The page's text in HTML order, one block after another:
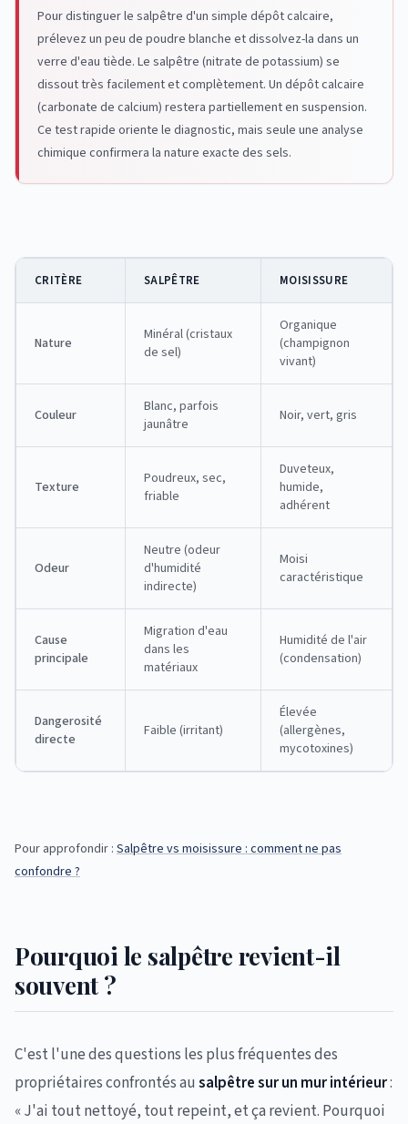
Pour distinguer le salpêtre d'un simple dépôt calcaire,
prélevez un peu de poudre blanche et dissolvez-la dans un
verre d'eau tiède. Le salpêtre (nitrate de potassium) se
dissout très facilement et complètement. Un dépôt calcaire
(carbonate de calcium) restera partiellement en suspension.
Ce test rapide oriente le diagnostic, mais seule une analyse
chimique confirmera la nature exacte des sels.
CRITÈRE SALPÊTRE MOISISSURE
Nature
Minéral (cristaux
de sel)
Organique
(champignon
vivant)
Couleur
Blanc, parfois
jaunâtre
Noir, vert, gris
Texture
Poudreux, sec,
friable
Duveteux,
humide,
adhérent
Odeur
Neutre (odeur
d'humidité
indirecte)
Moisi
caractéristique
Cause
principale
Migration d'eau
dans les
matériaux
Humidité de l'air
(condensation)
Dangerosité
directe
Faible (irritant)
Élevée
(allergènes,
mycotoxines)
Pour approfondir : Salpêtre vs moisissure : comment ne pas
confondre ?
Pourquoi le salpêtre revient-il
souvent ?
C'est l'une des questions les plus fréquentes des
propriétaires confrontés au salpêtre sur un mur intérieur:
« J'ai tout nettoyé, tout repeint, et ça revient. Pourquoi